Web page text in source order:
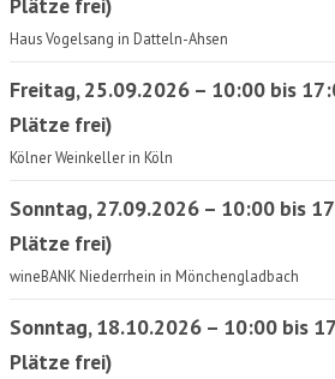
Haus Vogelsang in Datteln-Ahsen
Freitag, 25.09.2026 – 10:00 bis
Plätze frei)
Kölner Weinkeller in Köln
Sonntag, 27.09.2026 – 10:00 bis
Plätze frei)
wineBANK Niederrhein in Mönchengladbach
Sonntag, 18.10.2026 – 10:00 bis
Plätze frei)